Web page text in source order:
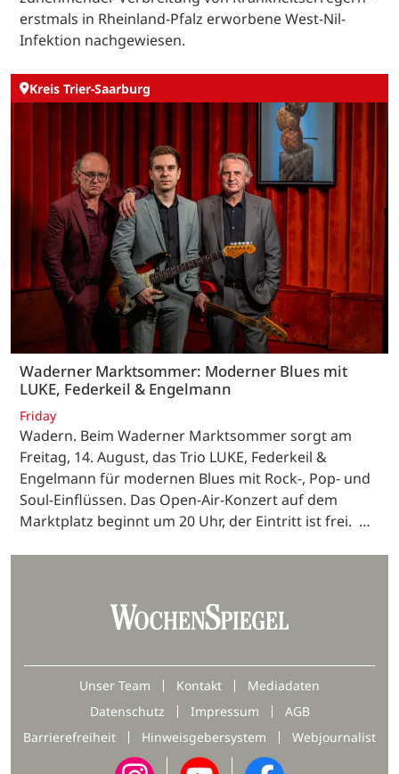
erstmals in Rheinland-Pfalz erworbene West-Nil-
Infektion nachgewiesen.
Kreis Trier-Saarburg
Waderner Marktsommer: Moderner Blues mit
LUKE, Federkeil & Engelmann
Friday
Wadern. Beim Waderner Marktsommer sorgt am
Freitag, 14. August, das Trio LUKE, Federkeil &
Engelmann für modernen Blues mit Rock-, Pop- und
Soul-Einflüssen. Das Open-Air-Konzert auf dem
Marktplatz beginnt um 20 Uhr, der Eintritt ist frei. …
Unser Team Kontakt
Mediadaten
Datenschutz
Impressum
AGB
Barrierefreiheit
Hinweisgebersystem Webjournalist